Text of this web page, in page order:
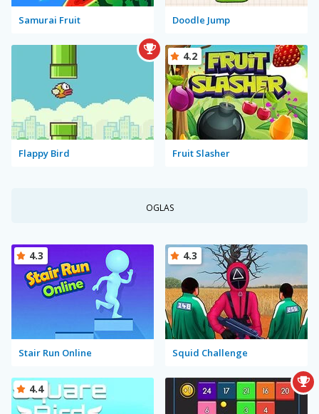
Samurai Fruit Doodle Jump
Flappy Bird Fruit Slasher
4.2
OGLAS
Stair Run Online
4.3
Squid Challenge
4.3
4.4